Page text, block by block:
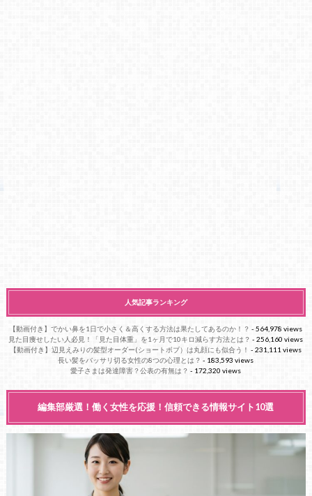
人気記事ランキング
【動画付き】でかい鼻を1日で小さく＆高くする方法は果たしてあるのか！？ - 564,978 views
見た目痩せしたい人必見！「見た目体重」を1ヶ月で10キロ減らす方法とは？ - 256,160 views
【動画付き】辺見えみりの髪型オーダー(ショートボブ）は丸顔にも似合う！ - 231,111 views
長い髪をバッサリ切る女性の8つの心理とは？ - 183,593 views
愛子さまは発達障害？公表の有無は？ - 172,320 views
編集部厳選！働く女性を応援！信頼できる情報サイト10選